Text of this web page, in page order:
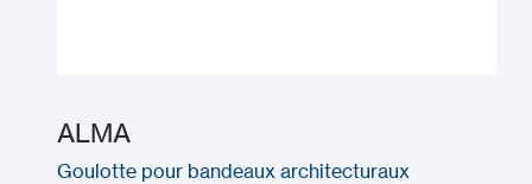
ALMA
Goulotte pour bandeaux architecturaux